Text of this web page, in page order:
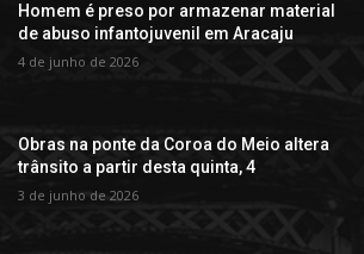
Homem é preso por armazenar material
de abuso infantojuvenil em Aracaju
4 de junho de 2026
Obras na ponte da Coroa do Meio altera
trânsito a partir desta quinta, 4
3 de junho de 2026